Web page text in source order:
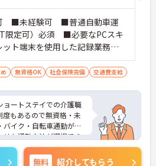
切にしながら働き続けら
張りが評価につながりま
報酬制度が設けられてい
されるやりがいを感じら
きいきと活躍できる環境
原則自由となっている
働くことができます
を尊重する社風のもと
き続けることが期待で
■未経験可 ■普通自動車運
限定可）必須 ■必要なPCスキ
ット端末を使用した記録業務あ
無資格OK 社会保険完備 交通費支給
ョートステイでの介護職
もあるので無資格・未
イク・自転車通勤が可
せた通勤方法が選択でき
面接対策ポイント等、
でお気軽にご相談くだ
無料 紹介してもらう